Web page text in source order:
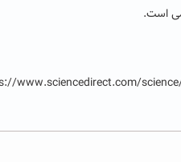
https://www.sciencedirect.com/